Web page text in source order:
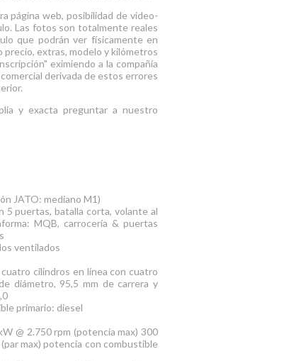
página web, posibilidad de video-
Las fotos son totalmente reales
que podrán ver físicamente en
extras, modelo y kilómetros
eximiendo a la compañía
derivada de estos errores
y exacta preguntar a nuestro
JATO: mediano M1)
puertas, batalla corta, volante al
MQB, carrocería & puertas
ventilados
cilindros en línea con cuatro
diámetro, 95,5 mm de carrera y
primario: diesel
@ 2.750 rpm (potencia max) 300
max) potencia con combustible